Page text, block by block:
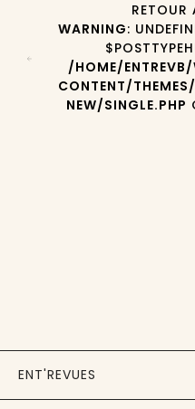
RETOUR
WARNING:
/HOME/
CONTENT/
NEW/SINGLE.PHP
ENT'REVUES